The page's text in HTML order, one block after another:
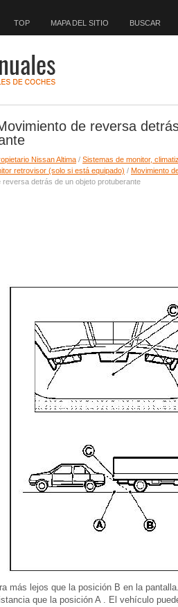
TOP MAPA DEL SITIO BUSCAR
de reversa
Nissan Altima / Sistemas de monitor,
retrovisor (solo si está equipado) / Movimiento
reversa detrás de un objeto protuberante
más lejos que la posición B en la
que la posición A . El vehículo